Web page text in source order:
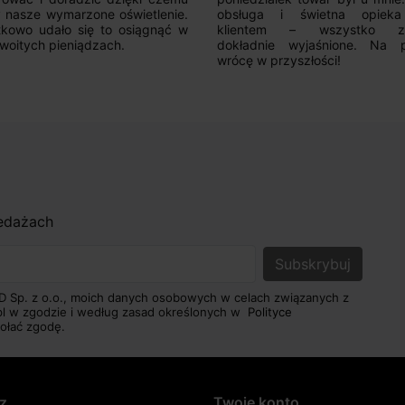
i świetna opieka nad
– wszystko zostało
wyjaśnione. Na pewno
Sp. z o.o., moich danych osobowych w celach związanych z
zgodzie i według zasad określonych w Polityce
zgodę.